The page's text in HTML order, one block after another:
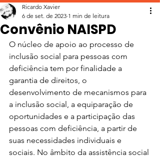
Convênio NAISPD
Ricardo Xavier
6 de set. de 2023 1 min de leitura
O núcleo de apoio ao processo de
inclusão social para pessoas com
deficiência tem por finalidade a
garantia de direitos, o
desenvolvimento de mecanismos para
a inclusão social, a equiparação de
oportunidades e a participação das
pessoas com deficiência, a partir de
suas necessidades individuais e
sociais. No âmbito da assistência social